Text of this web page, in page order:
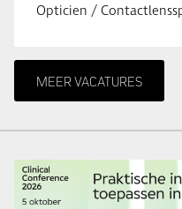
MEER VACATURES